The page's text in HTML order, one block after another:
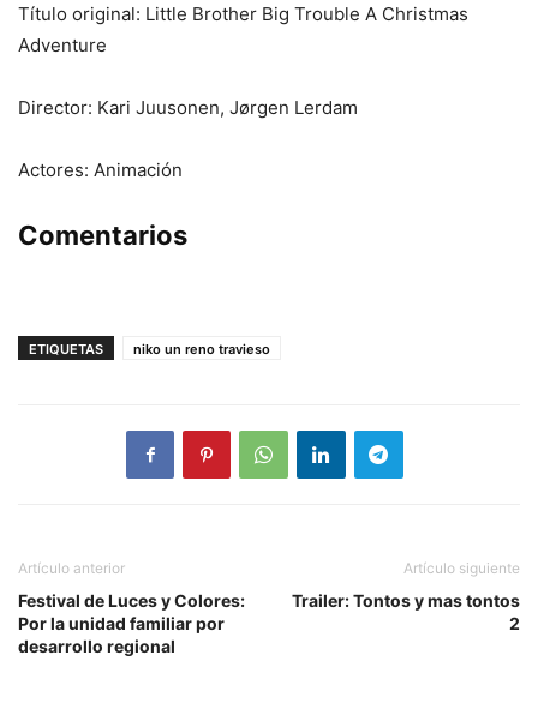
Título original: Little Brother Big Trouble A Christmas
Adventure
Director: Kari Juusonen, Jørgen Lerdam
Actores: Animación
Comentarios
ETIQUETAS niko un reno travieso
Artículo anterior
Festival de Luces y Colores:
Por la unidad familiar por
desarrollo regional
Artículo siguiente
Trailer: Tontos y mas tontos
2